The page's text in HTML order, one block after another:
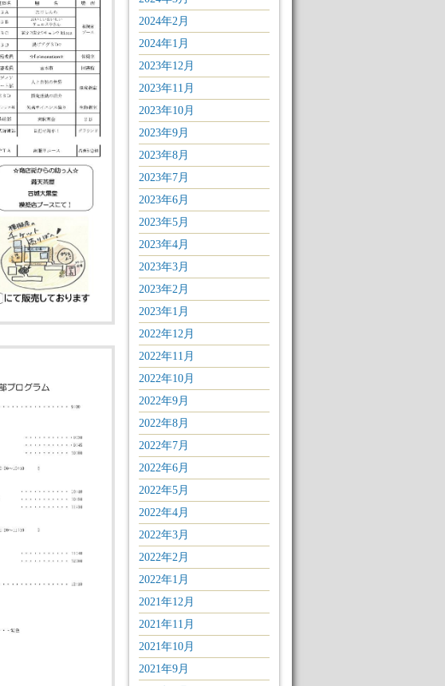
2024年2月
2024年1月
2023年12月
2023年11月
2023年10月
2023年9月
2023年8月
2023年7月
2023年6月
2023年5月
2023年4月
2023年3月
2023年2月
2023年1月
2022年12月
2022年11月
2022年10月
2022年9月
2022年8月
2022年7月
2022年6月
2022年5月
2022年4月
2022年3月
2022年2月
2022年1月
2021年12月
2021年11月
2021年10月
2021年9月